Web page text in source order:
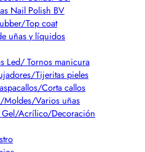
Nail Polish BV
Top coat
uñas y líquidos
Led/ Tornos manicura
Tijeritas pieles
Corta callos
Moldes/Varios uñas
Gel/Acrílico/Decoración